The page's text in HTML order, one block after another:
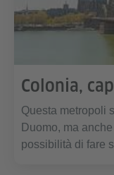
Colonia,
Questa metropoli
Duomo, ma
possibilità di fare